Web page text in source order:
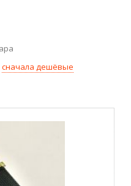
сначала дешёвые